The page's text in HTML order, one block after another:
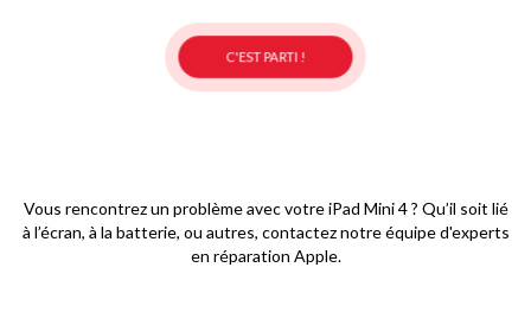
C'EST PARTI !
Vous rencontrez un problème avec votre iPad Mini 4 ? Qu’il soit lié
à l’écran, à la batterie, ou autres, contactez notre équipe d'experts
en réparation Apple.